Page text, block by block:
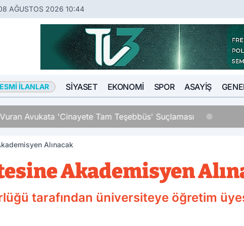
AĞUSTOS 2026 10:44
İLANLAR SIYASET EKONOMI SPOR ASAYIŞ
Vuran Avukata 'Cinayete Tam Teşebbüs' Suçlaması
Alınacak
Akademisyen
tarafından üniversiteye öğretim